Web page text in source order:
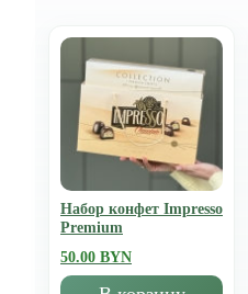
Набор конфет Impresso
Premium
50.00 BYN